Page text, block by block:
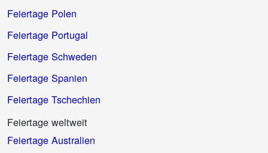
Feiertage Polen
Feiertage Portugal
Feiertage Schweden
Feiertage Spanien
Feiertage Tschechien
Feiertage weltweit
Feiertage Australien